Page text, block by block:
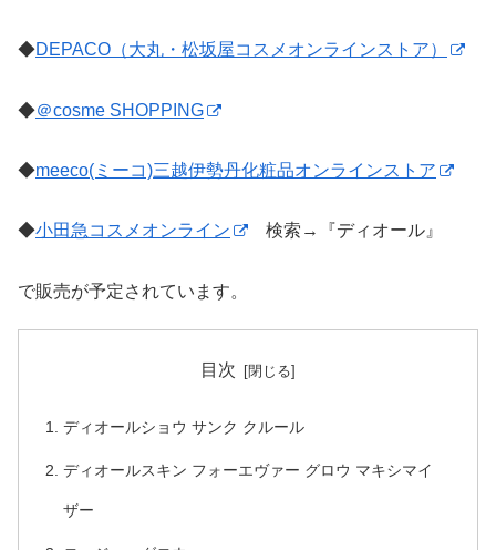
◆DEPACO（大丸・松坂屋コスメオンラインストア）
◆＠cosme SHOPPING
◆meeco(ミーコ)三越伊勢丹化粧品オンラインストア
◆小田急コスメオンライン 検索→『ディオール』
で販売が予定されています。
目次
ディオールショウ サンク クルール
ディオールスキン フォーエヴァー グロウ マキシマイ
ザー